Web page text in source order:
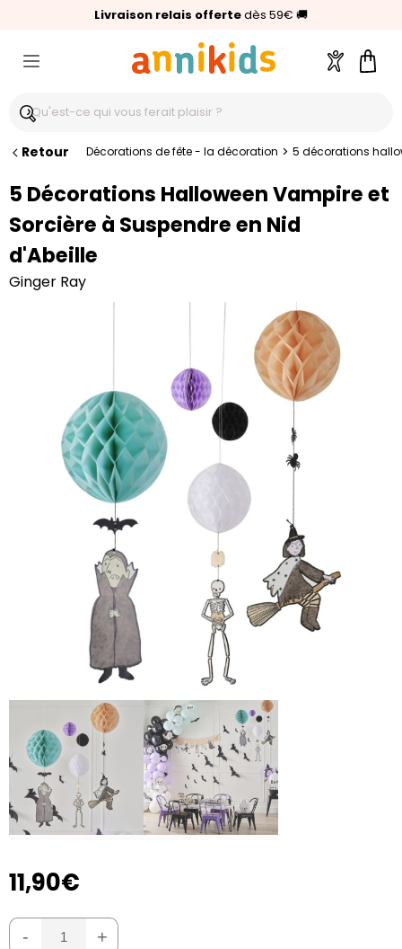
Livraison relais offertedès 59€ 🚚
🥇Palmarès Capital 2025 :Annikids N°1
⭐⭐⭐⭐⭐4,6/5(24 000 avis clients)
Compte
Retour Décorations de fête - la décoration > 5 décorations
5 Décorations Halloween Vampire et
Sorcière à Suspendre en Nid
d'Abeille
Ginger Ray
11,90€
- +